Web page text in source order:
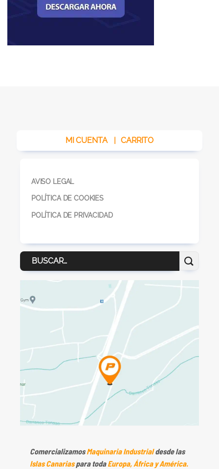
MI CUENTA | CARRITO
AVISO LEGAL
POLÍTICA DE COOKIES
POLÍTICA DE PRIVACIDAD
Buscar
por:
ComercializamosMaquinaria Industrialdesde las
Islas Canariaspara todaEuropa, África y América.